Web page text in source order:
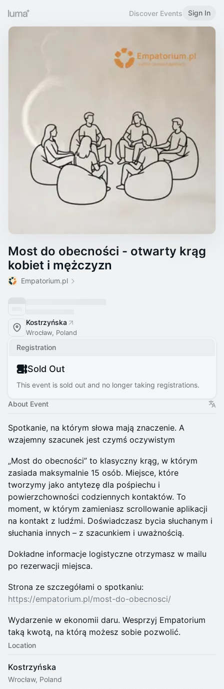
Discover Events Sign In
Most do obecności - otwarty krąg
kobiet i mężczyzn
Empatorium.pl
Kostrzyńska
Wrocław, Poland
Registration
Sold Out
This event is sold out and no longer taking registrations.
About Event
Spotkanie, na którym słowa mają znaczenie. A
wzajemny szacunek jest czymś oczywistym
„Most do obecności” to klasyczny krąg, w którym
zasiada maksymalnie 15 osób. Miejsce, które
tworzymy jako antytezę dla pośpiechu i
powierzchowności codziennych kontaktów. To
moment, w którym zamieniasz scrollowanie aplikacji
na kontakt z ludźmi. Doświadczasz bycia słuchanym i
słuchania innych – z szacunkiem i uważnością.
Dokładne informacje logistyczne otrzymasz w mailu
po rezerwacji miejsca.
​Strona ze szczegółami o spotkaniu:
https://empatorium.pl/most-do-obecnosci/
Wydarzenie w ekonomii daru. Wesprzyj Empatorium
taką kwotą, na którą możesz sobie pozwolić.
Location
Kostrzyńska
Wrocław, Poland